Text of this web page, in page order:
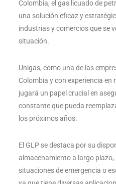
Colombia, el gas licuado de
una solución eficaz y
industrias y comercios que se
situación.
Unigas, como una de las
Colombia y con experiencia
jugará un papel crucial en
constante que pueda
los próximos años.
El GLP se destaca por su
almacenamiento a largo plazo,
situaciones de emergencia o